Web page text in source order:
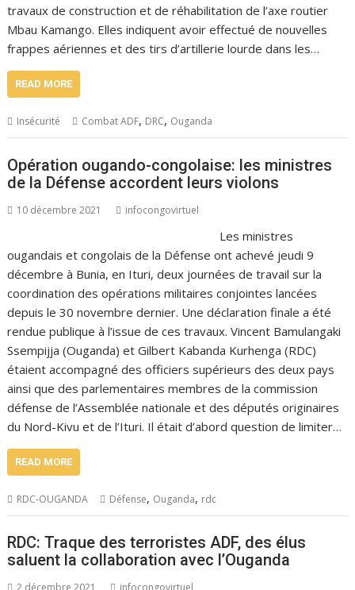
travaux de construction et de réhabilitation de l’axe routier
Mbau Kamango. Elles indiquent avoir effectué de nouvelles
frappes aériennes et des tirs d’artillerie lourde dans les…
READ MORE
Insécurité Combat ADF, DRC, Ouganda
Opération ougando-congolaise: les ministres
de la Défense accordent leurs violons
10 décembre 2021 infocongovirtuel
Les ministres
ougandais et congolais de la Défense ont achevé jeudi 9
décembre à Bunia, en Ituri, deux journées de travail sur la
coordination des opérations militaires conjointes lancées
depuis le 30 novembre dernier. Une déclaration finale a été
rendue publique à l’issue de ces travaux. Vincent Bamulangaki
Ssempijja (Ouganda) et Gilbert Kabanda Kurhenga (RDC)
étaient accompagné des officiers supérieurs des deux pays
ainsi que des parlementaires membres de la commission
défense de l’Assemblée nationale et des députés originaires
du Nord-Kivu et de l’Ituri. Il était d’abord question de limiter…
READ MORE
RDC-OUGANDA Défense, Ouganda, rdc
RDC: Traque des terroristes ADF, des élus
saluent la collaboration avec l’Ouganda
2 décembre 2021 infocongovirtuel